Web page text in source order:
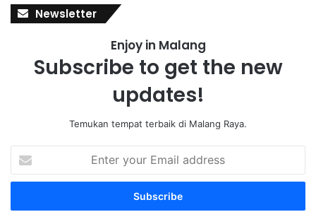
Newsletter
Enjoy in Malang
Subscribe to get the new
updates!
Temukan tempat terbaik di Malang Raya.
t
r